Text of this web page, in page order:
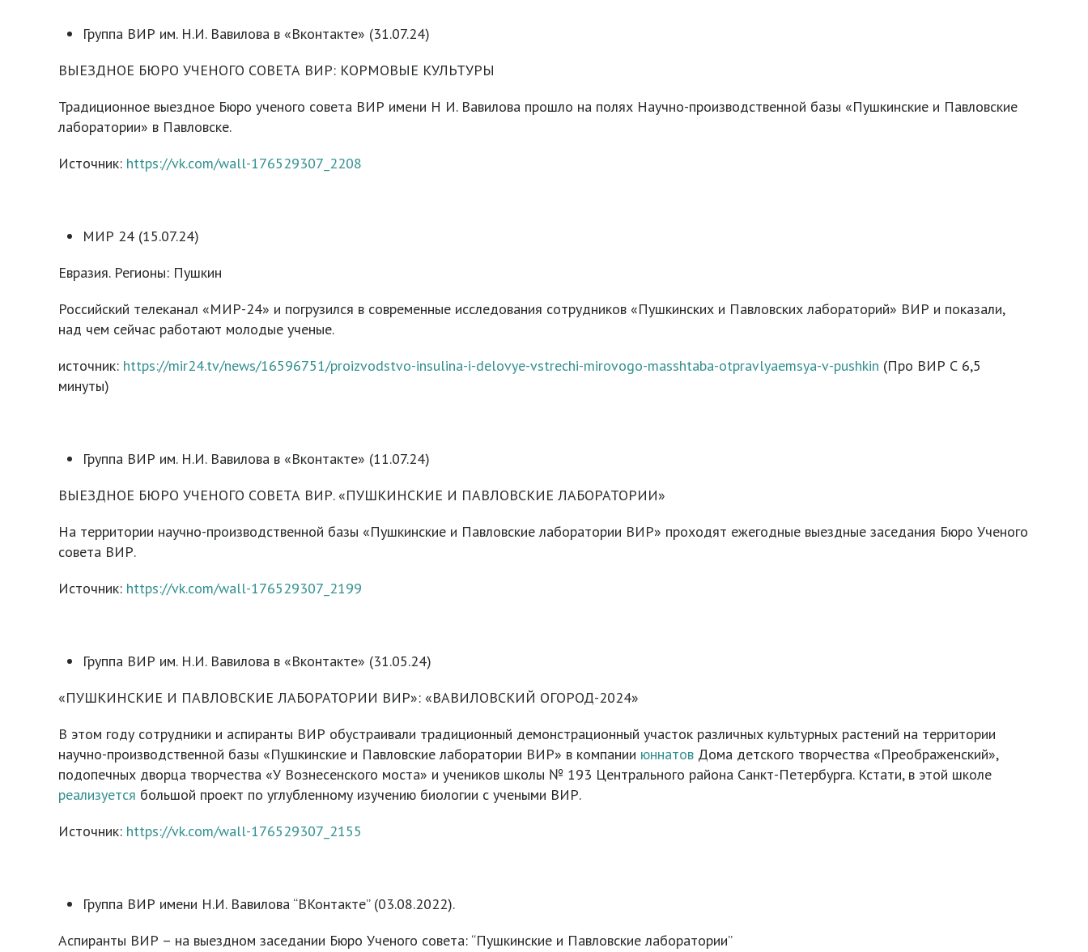
Группа ВИР им. Н.И. Вавилова в «Вконтакте» (31.07.24)
ВЫЕЗДНОЕ БЮРО УЧЕНОГО СОВЕТА ВИР: КОРМОВЫЕ КУЛЬТУРЫ
Традиционное выездное Бюро ученого совета ВИР имени Н И. Вавилова прошло на полях Научно-производственной базы «Пушкинские и Павловские
лаборатории» в Павловске.
Источник: https://vk.com/wall-176529307_2208
МИР 24 (15.07.24)
Евразия. Регионы: Пушкин
Российский телеканал «МИР-24» и погрузился в современные исследования сотрудников «Пушкинских и Павловских лабораторий» ВИР и показали,
над чем сейчас работают молодые ученые.
источник: https://mir24.tv/news/16596751/proizvodstvo-insulina-i-delovye-vstrechi-mirovogo-masshtaba-otpravlyaemsya-v-pushkin (Про ВИР С 6,5
минуты)
Группа ВИР им. Н.И. Вавилова в «Вконтакте» (11.07.24)
ВЫЕЗДНОЕ БЮРО УЧЕНОГО СОВЕТА ВИР. «ПУШКИНСКИЕ И ПАВЛОВСКИЕ ЛАБОРАТОРИИ»
На территории научно-производственной базы «Пушкинские и Павловские лаборатории ВИР» проходят ежегодные выездные заседания Бюро Ученого
совета ВИР.
Источник: https://vk.com/wall-176529307_2199
Группа ВИР им. Н.И. Вавилова в «Вконтакте» (31.05.24)
«ПУШКИНСКИЕ И ПАВЛОВСКИЕ ЛАБОРАТОРИИ ВИР»: «ВАВИЛОВСКИЙ ОГОРОД-2024»
В этом году сотрудники и аспиранты ВИР обустраивали традиционный демонстрационный участок различных культурных растений на территории
научно-производственной базы «Пушкинские и Павловские лаборатории ВИР» в компании юннатов Дома детского творчества «Преображенский»,
подопечных дворца творчества «У Вознесенского моста» и учеников школы № 193 Центрального района Санкт-Петербурга. Кстати, в этой школе
реализуется большой проект по углубленному изучению биологии с учеными ВИР.
Источник: https://vk.com/wall-176529307_2155
Группа ВИР имени Н.И. Вавилова “ВКонтакте” (03.08.2022).
Аспиранты ВИР – на выездном заседании Бюро Ученого совета: “Пушкинские и Павловские лаборатории”